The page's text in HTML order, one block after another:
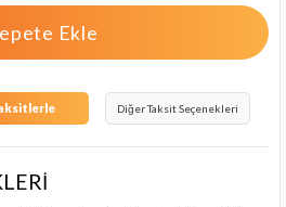
Diğer Taksit Seçenekleri